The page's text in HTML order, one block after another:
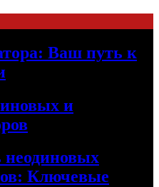
Ваш путь к
и
неодиновых
Ключевые